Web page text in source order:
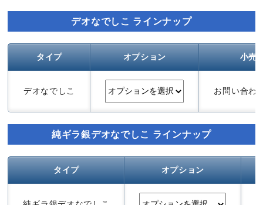
デオなでしこ ラインナップ
タイプ オプション 小売
デオなでしこ お問い合わ
純ギラ銀デオなでしこ ラインナップ
タイプ オプション